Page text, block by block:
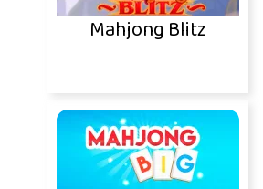
Mahjong Blitz